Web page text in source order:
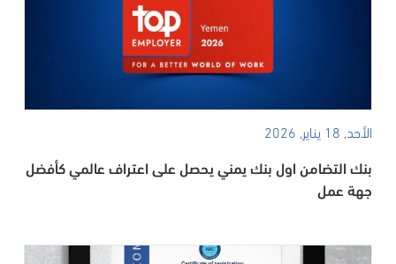
الأحد, 18 يناير, 2026
بنك التضامن اول بنك يمني يحصل على اعتراف عالمي كأفضل
جهة عمل